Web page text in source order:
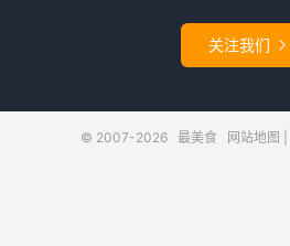
关注我们 
© 2007-2026 最美食 网站地图